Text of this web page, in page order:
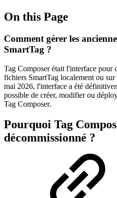
On this Page
Comment gérer les
SmartTag ?
Tag Composer était l'interface pour
fichiers SmartTag localement ou
mai 2026, l'interface a été
possible de créer, modifier ou
Tag Composer.
Pourquoi Tag
décommissionné ?